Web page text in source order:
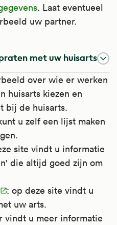
. Laat eventueel
uw partner.
met uw huisarts
over wie er werken
huisarts kiezen en
bij de huisarts.
u zelf een lijst maken
site vindt u informatie
die altijd goed zijn om
: op deze site vindt u
uw arts.
vindt u meer informatie